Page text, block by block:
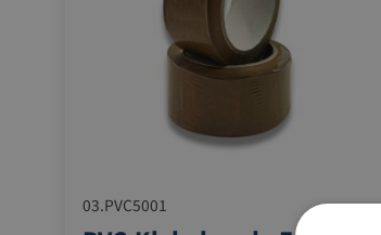
03.PVC5001